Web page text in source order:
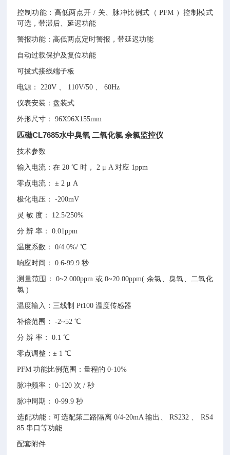
控制功能：高低两点开 / 关、脉冲比例式（ PFM ）控制模式
可选，带滞后、延迟功能
警报功能：高低两点定时警报，带延迟功能
自动过载保护及复位功能
可拔式接线端子板
电源： 220V 、 110V/50 、 60Hz
仪表安装：盘装式
外形尺寸： 96X96X155mm
匹磁CL7685水中臭氧 二氧化氯 余氯监控仪
技术参数
输入电流：在 20 ℃ 时， 2 μ A 对应 1ppm
零点电流： ± 2 μ A
极化电压： -200mV
灵 敏 度： 12.5/250%
分 辨 率： 0.01ppm
温度系数： 0/4.0%/ ℃
响应时间： 0.6-99.9 秒
测量范围： 0~2.000ppm 或 0~20.00ppm( 余氯、臭氧、二氧化
氯 )
温度输入：三线制 Pt100 温度传感器
补偿范围： -2~52 ℃
分 辨 率： 0.1 ℃
零点调整：± 1 ℃
PFM 功能比例范围：量程的 0-10%
脉冲频率： 0-120 次 / 秒
脉冲周期： 0-99.9 秒
选配功能：可选配第二路隔离 0/4-20mA 输出、 RS232 、 RS4
85 串口等功能
配套附件